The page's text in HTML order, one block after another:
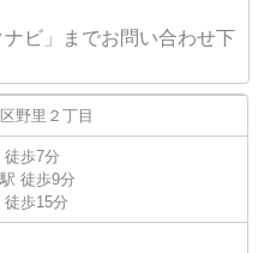
ビ」までお問い合わせ下
野里 ２丁目
徒歩7分
駅 徒歩9分
徒歩15分